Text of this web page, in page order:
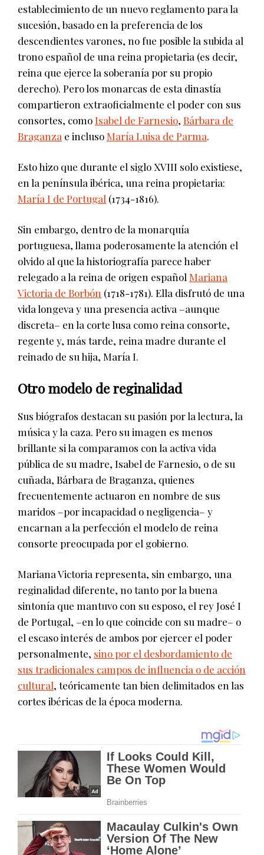
establecimiento de un nuevo reglamento para la
sucesión, basado en la preferencia de los
descendientes varones, no fue posible la subida al
trono español de una reina propietaria (es decir,
reina que ejerce la soberanía por su propio
derecho). Pero los monarcas de esta dinastía
compartieron extraoficialmente el poder con sus
consortes, comoIsabel de Farnesio, Bárbara de
Braganza e inclusoMaría Luisa de Parma.
Esto hizo que durante el siglo XVIII solo existiese,
en la península ibérica, una reina propietaria:
María I de Portugal (1734-1816).
Sin embargo, dentro de la monarquía
portuguesa, llama poderosamente la atención el
olvido al que la historiografía parece haber
relegado a la reina de origen español Mariana
Victoria de Borbón (1718-1781). Ella disfrutó de una
vida longeva y una presencia activa –aunque
discreta– en la corte lusa como reina consorte,
regente y, más tarde, reina madre durante el
reinado de su hija, María I.
Otro modelo de reginalidad
Sus biógrafos destacan su pasión por la lectura, la
música y la caza. Pero su imagen es menos
brillante si la comparamos con la activa vida
pública de su madre, Isabel de Farnesio, o de su
cuñada, Bárbara de Braganza, quienes
frecuentemente actuaron en nombre de sus
maridos –por incapacidad o negligencia– y
encarnan a la perfección el modelo de reina
consorte preocupada por el gobierno.
Mariana Victoria representa, sin embargo, una
reginalidad diferente, no tanto por la buena
sintonía que mantuvo con su esposo, el rey José I
de Portugal, –en lo que coincide con su madre– o
el escaso interés de ambos por ejercer el poder
personalmente, sino por el desbordamiento de
sus tradicionales campos de influencia o de acción
cultural, teóricamente tan bien delimitados en las
cortes ibéricas de la época moderna.